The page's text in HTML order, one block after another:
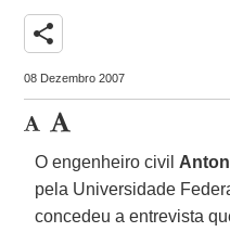
share
08 Dezembro 2007
O engenheiro civil
pela Universidade
concedeu a entrevista